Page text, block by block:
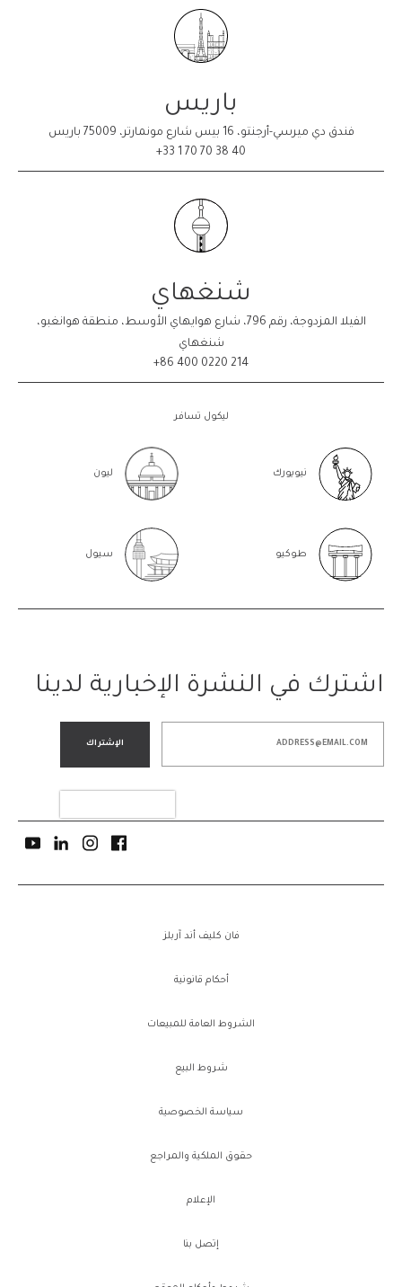
باريس
فندق دي ميرسي-أرجنتو، 16 بيس شارع مونمارتر، 75009 باريس
40 38 70 70 1 33+
شنغهاي
الفيلا المزدوجة، رقم 796، شارع هوايهاي الأوسط، منطقة هوانغبو،
شنغهاي
214 0220 400 86+
ليكول تسافر
نيويورك ليون
طوكيو سيول
اشترك في النشرة الإخبارية لدينا
الإشتراك
فان كليف أند آربلز
أحكام قانونية
الشروط العامة للمبيعات
شروط البيع
سياسة الخصوصية
حقوق الملكية والمراجع
الإعلام
إتصل بنا